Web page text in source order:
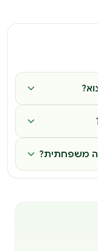
משפחתית?